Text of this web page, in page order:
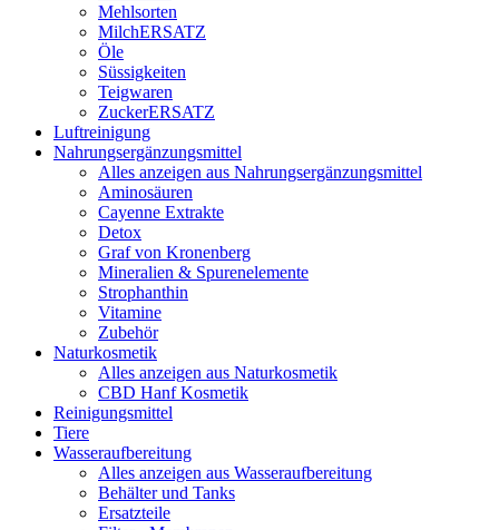
Mehlsorten
MilchERSATZ
Öle
Süssigkeiten
Teigwaren
ZuckerERSATZ
Luftreinigung
Nahrungsergänzungsmittel
Alles anzeigen aus Nahrungsergänzungsmittel
Aminosäuren
Cayenne Extrakte
Detox
Graf von Kronenberg
Mineralien & Spurenelemente
Strophanthin
Vitamine
Zubehör
Naturkosmetik
Alles anzeigen aus Naturkosmetik
CBD Hanf Kosmetik
Reinigungsmittel
Tiere
Wasseraufbereitung
Alles anzeigen aus Wasseraufbereitung
Behälter und Tanks
Ersatzteile